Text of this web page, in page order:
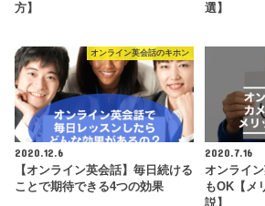
方】
選】
オンライン英会話のキホン
2020.12.6
【オンライン英会話】毎日続ける
ことで期待できる4つの効果
2020.7.16
オンライ
もOK【メ
説】